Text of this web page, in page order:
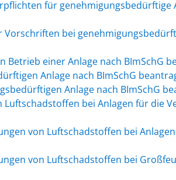
für
bei
einer Anlage nach BImSchG
Anlage nach BImSchG
Anlage nach BImSchG
bei Anlagen für die
von Luftschadstoffen bei
von Luftschadstoffen bei